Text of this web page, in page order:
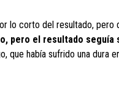
lo corto del resultado, pero
pero el resultado seguía
que había sufrido una dura